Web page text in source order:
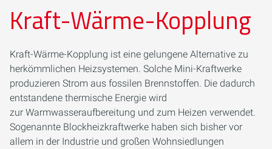
Kraft-Wärme-Kopplung
Kraft-Wärme-Kopplung ist eine gelungene Alternative zu
herkömmlichen Heizsystemen. Solche Mini-Kraftwerke
produzieren Strom aus fossilen Brennstoffen. Die dadurch
entstandene thermische Energie wird
zur Warmwasseraufbereitung und zum Heizen verwendet.
Sogenannte Blockheizkraftwerke haben sich bisher vor
allem in der Industrie und großen Wohnsiedlungen